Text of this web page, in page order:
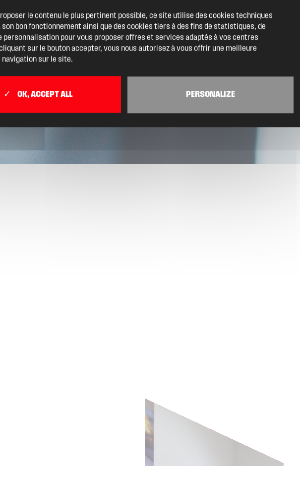
Trouver
Devenir
le contenu le plus pertinent possible, ce site utilise des cookies techniques
son bon fonctionnement ainsi que des cookies tiers à des fins de statistiques, de
personnalisation pour vous proposer offres et services adaptés à vos centres
sur le bouton accepter, vous nous autorisez à vous offrir une meilleure
navigation sur le site.
OK, ACCEPT ALL PERSONALIZE